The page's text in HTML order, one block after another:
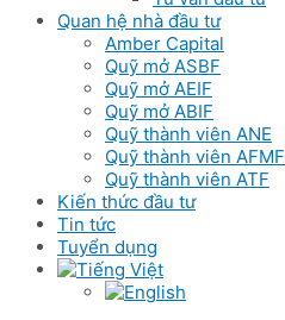
Quan hệ nhà đầu tư
Amber Capital
Quỹ mở ASBF
Quỹ mở AEIF
Quỹ mở ABIF
Quỹ thành viên ANE
Quỹ thành viên AFMF
Quỹ thành viên ATF
Kiến thức đầu tư
Tin tức
Tuyển dụng